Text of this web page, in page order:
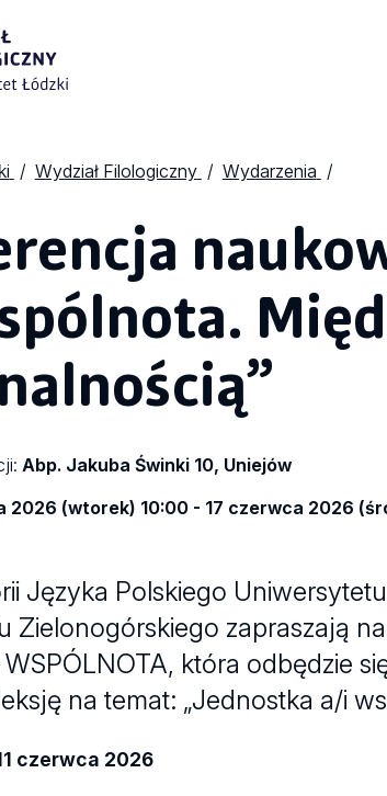
Wydział Filologiczny Wydarzenia
Abp. Jakuba Świnki 10, Uniejów
2026 (wtorek) 10:00 - 17 czerwca 2026
Języka Polskiego
Zielonogórskiego zapraszają
która odbędzie
na temat: „Jednostka a/i
czerwca 2026